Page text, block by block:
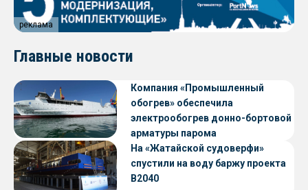
реклама
Главные новости
Компания «Промышленный
обогрев» обеспечила
электрообогрев донно-бортовой
арматуры парома
«Петропавловск» проекта CNF22
На «Жатайской судоверфи»
спустили на воду баржу проекта
В2040